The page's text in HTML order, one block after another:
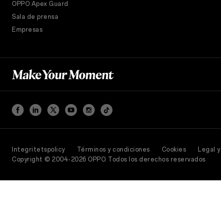
OPPO Apex Guard
Sala de prensa
Empresas
Integritetspolicy Términos y condiciones Cookies
Legal
Copyright © 2004-2026 OPPO. Todos los derechos reservados